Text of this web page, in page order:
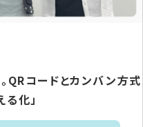
QRコードとカンバン方式
化」